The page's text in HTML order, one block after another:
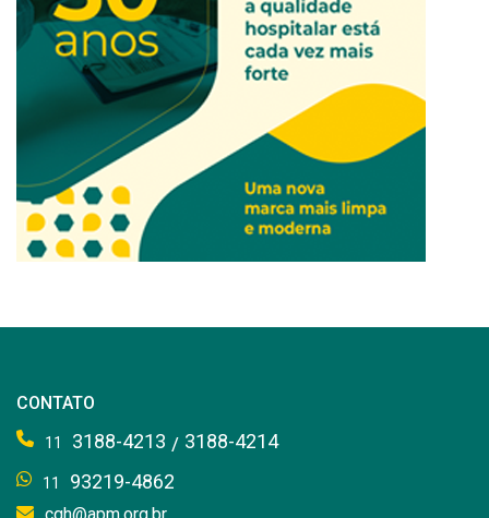
CONTATO
11 3188-4213 / 3188-4214
11 93219-4862